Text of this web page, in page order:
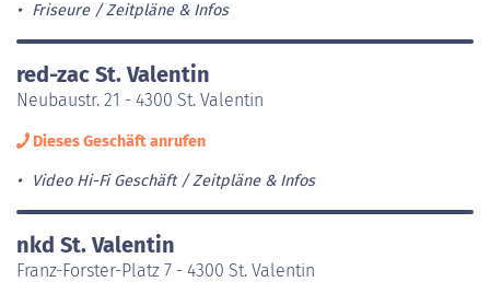
Friseure Zeitpläne & Infos
red-zac St. Valentin
Neubaustr. 21 - 4300 St. Valentin
Dieses Geschäft anrufen
Video Hi-Fi Geschäft Zeitpläne & Infos
nkd St. Valentin
Franz-Forster-Platz 7 - 4300 St. Valentin